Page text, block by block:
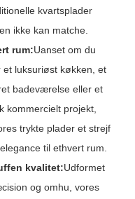
kvartsplader
ikke kan matche.
rum:Uanset om du
et luksuriøst køkken, et
badeværelse eller et
kommercielt projekt,
trykte plader et strejf
til ethvert rum.
kvalitet:Udformet
og omhu, vores